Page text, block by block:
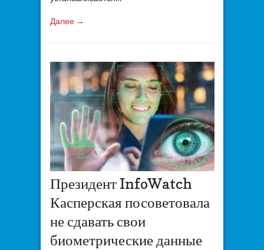
Далее →
Президент InfoWatch
Касперская посоветовала
не сдавать свои
биометрические данные